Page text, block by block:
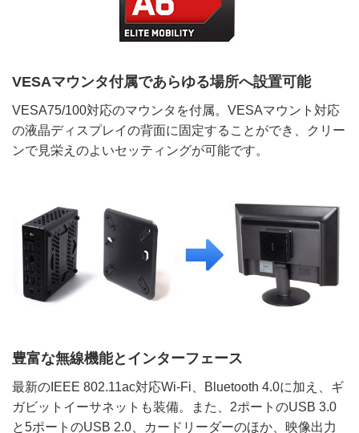
VESAマウンタ付属であらゆる場所へ設置可能
VESA75/100対応のマウンタを付属。VESAマウント対応
の液晶ディスプレイの背面に固定することができ、クリー
ンで見栄えのよいセッティングが可能です。
豊富な無線機能とインターフェース
最新のIEEE 802.11ac対応Wi-Fi、Bluetooth 4.0に加え、ギ
ガビットイーサネットも装備。また、2ポートのUSB 3.0
と5ポートのUSB 2.0、カードリーダーのほか、映像出力